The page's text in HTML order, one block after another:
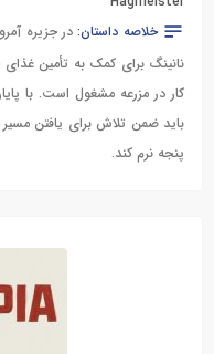
خلاصه داستان:
نانینگ برای کمک به تأمین غذای
کار در مزرعه مشغول است. با
باید ضمن تلاش برای یافتن
پنجه نرم کند.